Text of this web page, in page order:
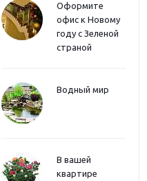
Оформите
офис к Новому
году с Зеленой
страной
Водный мир
В вашей
квартире